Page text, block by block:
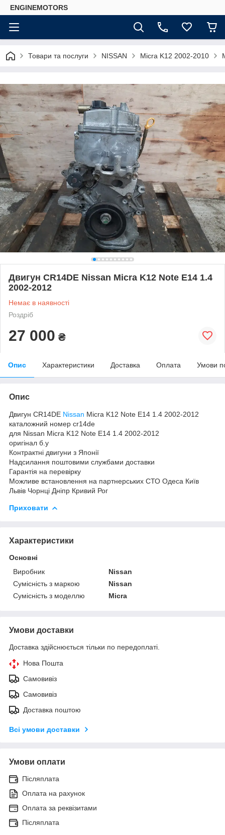
ENGINEMOTORS
Товари та послуги NISSAN Micra K12 2002-2010
Двигун CR14DE Nissan Micra K12 Note E14 1.4
2002-2012
Немає в наявності
Роздріб
27 000 ₴
Опис Характеристики Доставка Оплата Умови
Опис
Двигун CR14DE Nissan Micra K12 Note E14 1.4 2002-2012
каталожний номер cr14de
для Nissan Micra K12 Note E14 1.4 2002-2012
оригінал б.у
Контрактні двигуни з Японії
Надсилання поштовими службами доставки
Гарантія на перевірку
Можливе встановлення на партнерських СТО Одеса Київ
Львів Чорнці Дніпр Кривий Рог
Приховати
Характеристики
Основні
Виробник
Nissan
Сумісність з маркою
Nissan
Сумісність з моделлю
Micra
Умови доставки
Доставка здійснюється тільки по передоплаті.
Нова Пошта
Самовивіз
Самовивіз
Доставка поштою
Всі умови доставки
Умови оплати
Післяплата
Оплата на рахунок
Оплата за реквізитами
Післяплата